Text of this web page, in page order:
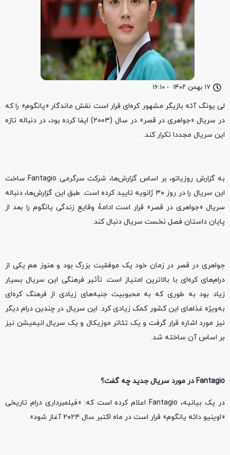
۱۷ بهمن ۱۴۰۲ - ۱۶:۱۰
لی یونگ آئه بازیگر مشهور کره‌ای قرار است نقش ماندگار «یانگوم» را که
در سریال «جواهری در قصر» در سال (۲۰۰۳) ایفا کرده بود، در دنباله تازه
این سریال مجددا تکرار کند.
به گزارش روزیاتو، بر اساس گزارش‌ها، شرکت سرگرمی Fantagio ساخت
این سریال را در روز ۳۰ ژانویه تایید کرده است. طبق این گزارش‌ها، دنباله
سریال «جواهری در قصر» قرار است ادامۀ وقایع زندگی یانگوم را بعد از
پایان داستان فصل نخست سریال دنبال کند.
جواهری در قصر در زمان خود یک موفقیت بزرگ بود و هنوز هم یکی از
درام‌های کره‌ای با بالاترین امتیاز است. تأثیر فرهنگی این سریال بسیار
زیاد بود به طوری که به محبوبیت جنبه‌های زیادی از فرهنگ کره‌ای
به‌ویژه غذا‌های این کشور کمک زیادی کرد. این سریال در چندین درام دیگر
نیز مورد اشاره قرار گرفت و یک تئاتر موزیکال و یک سریال انیمیشن نیز
بر اساس آن ساخته شد.
Fantagio در مورد سریال جدید چه گفت؟
در یک بیانیه، Fantagio اعلام کرده است که: «فیلمبرداری درام تاریخی
«اوینیو دائه یانگوم» قرار است در ماه اکتبر سال ۲۰۲۴ آغاز شود».